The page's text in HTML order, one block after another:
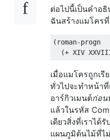
ต่อไปนี้เป็นคำอ
ฉันสร้างแมโคร
( roman-progn
(+ XIV
เมื่อแมโครถูกเรี
ทั่วไปจะทำหน้า
อาร์กิวเมนต์ก่อน
แล้วในรหัส
เดียวสิ่งที่เราได้
แผนภูมิต้นไม้ที่ไ